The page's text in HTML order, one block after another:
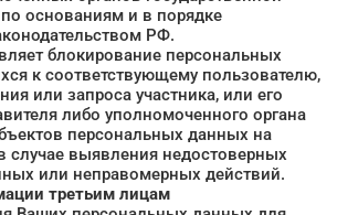
основаниям и в порядке
РФ.
блокирование персональных
к соответствующему пользователю,
или запроса участника, или его
либо уполномоченного органа
персональных данных на
случае выявления недостоверных
или неправомерных действий.
третьим лицам